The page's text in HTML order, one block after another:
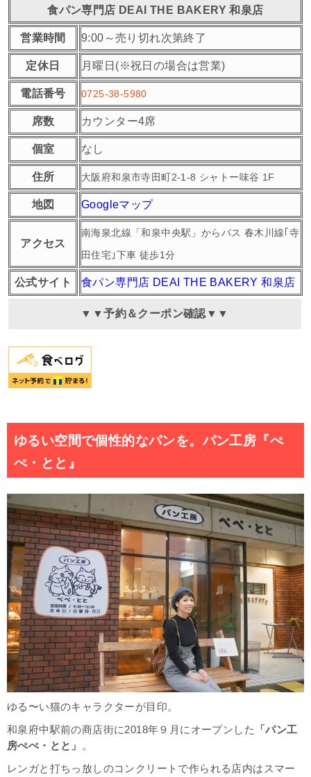
食パン専門店 DEAI THE BAKERY 和泉店
営業時間 9:00～売り切れ次第終了
定休日 月曜日(※祝日の場合は営業)
電話番号 0725-38-5980
席数 カウンター4席
個室 なし
住所 大阪府和泉市寺田町2-1-8 シャトー味谷 1F
地図 Googleマップ
アクセス
南海泉北線「和泉中央駅」からバス 春木川線｢寺
田住宅｣下車 徒歩1分
公式サイト 食パン専門店 DEAI THE BAKERY 和泉店
▼▼予約＆クーポン確認▼▼
ゆるい空間で個性的なパンを。パン工房『ぺ
ぺ・とと』
ゆる〜い猫のキャラクターが目印。
和泉府中駅前の商店街に2018年９月にオープンした
「パン工
房ぺぺ・とと」
。
レンガと打ちっ放しのコンクリートで作られる店内はスマー